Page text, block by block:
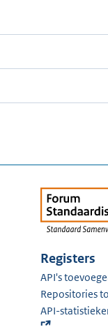
Registers
API's
Repositories
API-